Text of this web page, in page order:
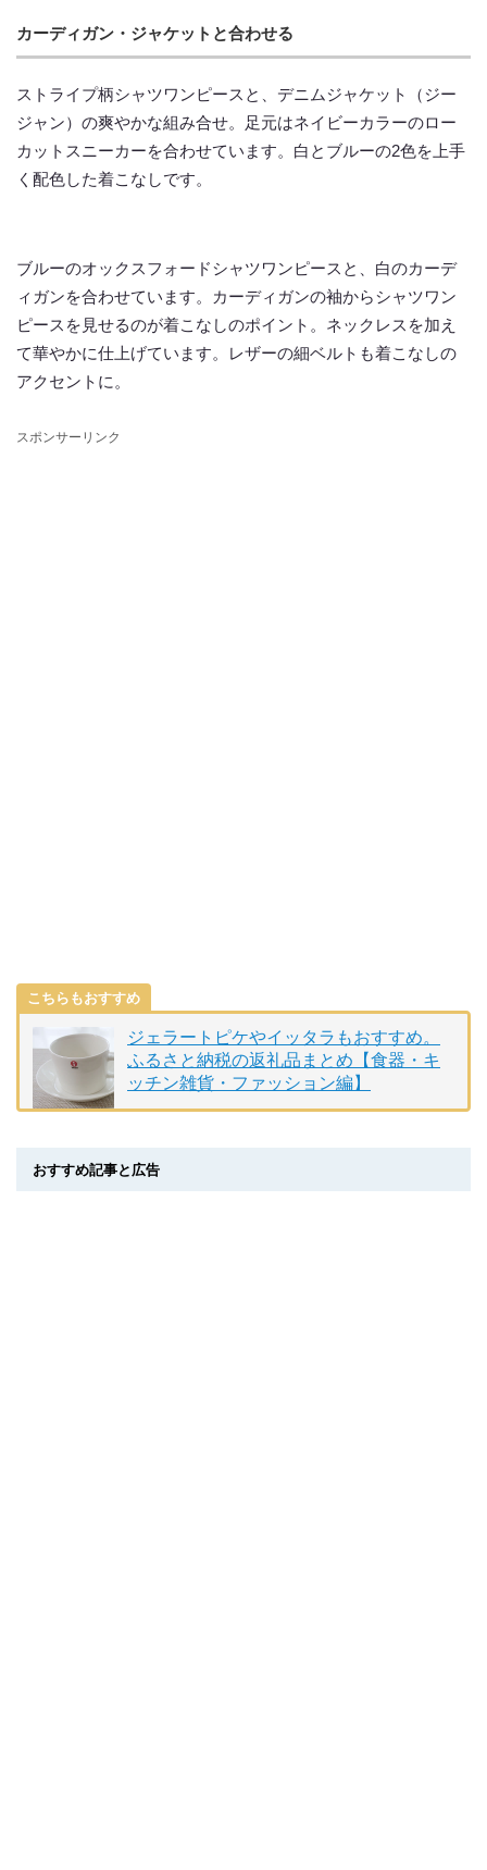
カーディガン・ジャケットと合わせる
ストライプ柄シャツワンピースと、デニムジャケット（ジー
ジャン）の爽やかな組み合せ。足元はネイビーカラーのロー
カットスニーカーを合わせています。白とブルーの2色を上手
く配色した着こなしです。
ブルーのオックスフォードシャツワンピースと、白のカーデ
ィガンを合わせています。カーディガンの袖からシャツワン
ピースを見せるのが着こなしのポイント。ネックレスを加え
て華やかに仕上げています。レザーの細ベルトも着こなしの
アクセントに。
スポンサーリンク
こちらもおすすめ
ジェラートピケやイッタラもおすすめ。
ふるさと納税の返礼品まとめ【食器・キ
ッチン雑貨・ファッション編】
おすすめ記事と広告